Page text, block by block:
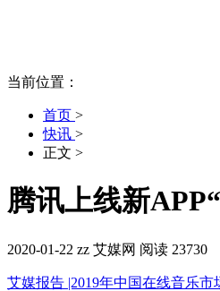
当前位置：
首页 >
快讯 >
正文 >
腾讯上线新
2020-01-22 zz 艾媒网 阅读 23730
艾媒报告 |2019年中国在线音乐市